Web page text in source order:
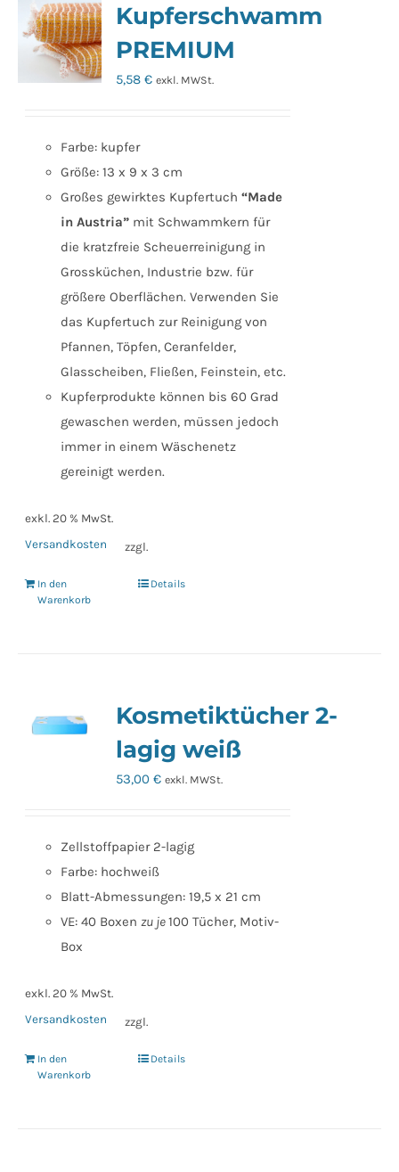
auf.
Die
Optionen
können
Kupferschwamm
PREMIUM
5,58€ exkl. MWSt.
Farbe: kupfer
Größe: 13 x 9 x 3 cm
Großes gewirktes Kupfertuch “Made
in Austria” mit Schwammkern für
die kratzfreie Scheuerreinigung in
Grossküchen, Industrie bzw. für
größere Oberflächen. Verwenden Sie
das Kupfertuch zur Reinigung von
Pfannen, Töpfen, Ceranfelder,
Glasscheiben, Fließen, Feinstein, etc.
Kupferprodukte können bis 60 Grad
gewaschen werden, müssen jedoch
immer in einem Wäschenetz
gereinigt werden.
exkl. 20 % MwSt.
zzgl.
Versandkosten
In den
Warenkorb
Details
Kosmetiktücher 2-
lagig weiß
53,00€ exkl. MWSt.
Zellstoffpapier 2-lagig
Farbe: hochweiß
Blatt-Abmessungen: 19,5 x 21 cm
VE: 40 Boxenzu je100 Tücher, Motiv-
Box
exkl. 20 % MwSt.
zzgl.
Versandkosten
In den
Warenkorb
Details